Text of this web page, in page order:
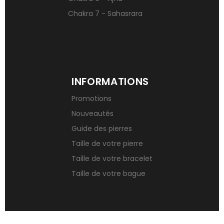
Chakra 7 - Sahasrara
INFORMATIONS
Promotions
Nouveautés
Guide des pierres
Taille de votre pierre
Taille de votre bracelet
Taille de votre bague